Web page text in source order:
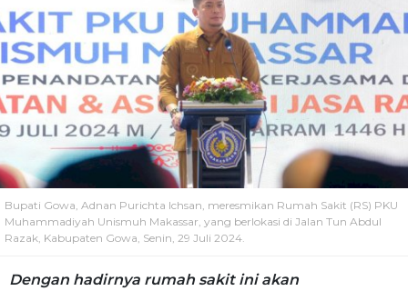
Bupati Gowa, Adnan Purichta Ichsan, meresmikan Rumah Sakit (RS) PKU
Muhammadiyah Unismuh Makassar, yang berlokasi di Jalan Tun Abdul
Razak, Kabupaten Gowa, Senin, 29 Juli 2024.
Dengan hadirnya rumah sakit ini akan